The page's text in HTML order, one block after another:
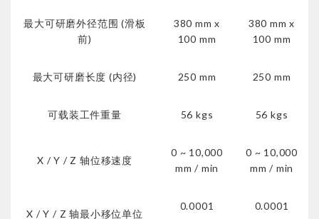
最大可研磨外径范围 (滑板
前)
380 mm x
100 mm
380 mm x
100 mm
最大可研磨长度 (内径) 250 mm 250 mm
可载装工件重量 56 kgs 56 kgs
X / Y / Z 轴位移速度
0 ~ 10,000
mm / min
0 ~ 10,000
mm / min
X / Y / Z 轴最小移位单位
0.0001
0.0001